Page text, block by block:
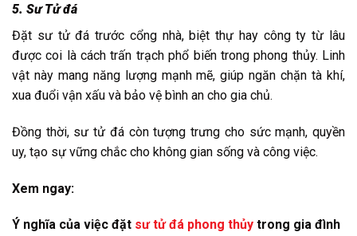
5. Sư Tử đá
Đặt sư tử đá trước cổng nhà, biệt thự hay công ty từ lâu
được coi là cách trấn trạch phổ biến trong phong thủy. Linh
vật này mang năng lượng mạnh mẽ, giúp ngăn chặn tà khí,
xua đuổi vận xấu và bảo vệ bình an cho gia chủ.
Đồng thời, sư tử đá còn tượng trưng cho sức mạnh, quyền
uy, tạo sự vững chắc cho không gian sống và công việc.
Xem ngay:
Ý nghĩa của việc đặt sư tử đá phong thủy trong gia đình